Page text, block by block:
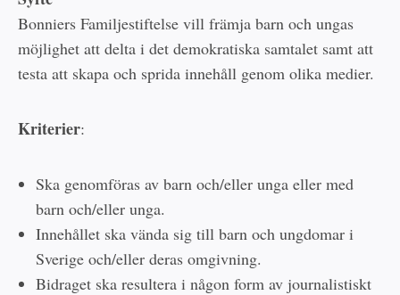
Bonniers Familjestiftelse vill främja barn och ungas
möjlighet att delta i det demokratiska samtalet samt att
testa att skapa och sprida innehåll genom olika medier.
Kriterier:
Ska genomföras av barn och/eller unga eller med
barn och/eller unga.
Innehållet ska vända sig till barn och ungdomar i
Sverige och/eller deras omgivning.
Bidraget ska resultera i någon form av journalistiskt